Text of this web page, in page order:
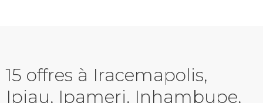
15 offres à Iracemapolis,
Ipiau, Ipameri, Inhambupe,